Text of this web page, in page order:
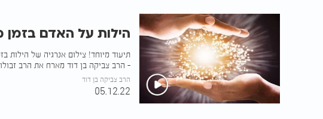
הילות על האדם בזמן
תיעוד מיוחד! צילום אנרגיה של הילות
- הרב צביקה בן דוד מארח את הרב
הרב צביקה בן דוד
05.12.22